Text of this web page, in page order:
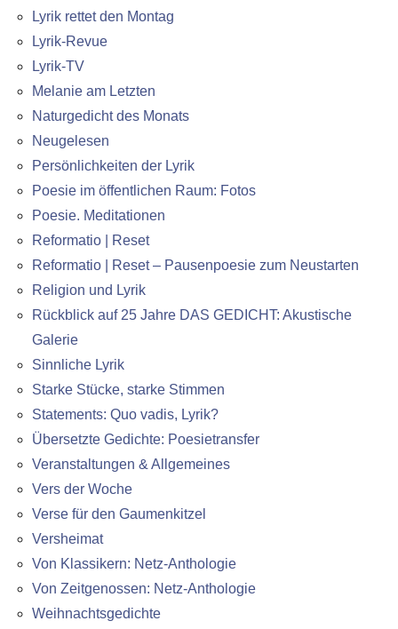
Lyrik rettet den Montag
Lyrik-Revue
Lyrik-TV
Melanie am Letzten
Naturgedicht des Monats
Neugelesen
Persönlichkeiten der Lyrik
Poesie im öffentlichen Raum: Fotos
Poesie. Meditationen
Reformatio | Reset
Reformatio | Reset – Pausenpoesie zum Neustarten
Religion und Lyrik
Rückblick auf 25 Jahre DAS GEDICHT: Akustische
Galerie
Sinnliche Lyrik
Starke Stücke, starke Stimmen
Statements: Quo vadis, Lyrik?
Übersetzte Gedichte: Poesietransfer
Veranstaltungen & Allgemeines
Vers der Woche
Verse für den Gaumenkitzel
Versheimat
Von Klassikern: Netz-Anthologie
Von Zeitgenossen: Netz-Anthologie
Weihnachtsgedichte